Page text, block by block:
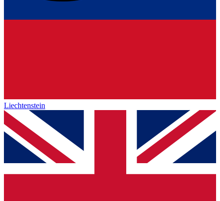
Liechtenstein